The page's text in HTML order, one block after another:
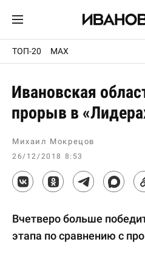
ТОП-20 MAX
Ивановская
прорыв в
Михаил Мокрецов
26/12/2018 8:53
Вчетверо больше
этапа по сравнению с